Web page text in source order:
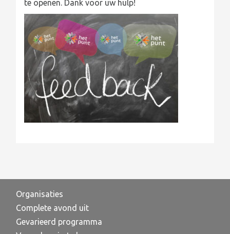
te openen. Dank voor uw hulp!
Organisaties
Complete avond uit
Gevarieerd programma